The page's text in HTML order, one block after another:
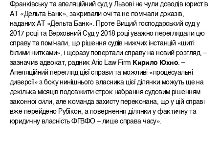
Франківську та апеляційний суд у Львові не чули доводів юристів
АТ «Дельта Банк», закривали очі та не помічали доказів,
наданих АТ «Дельта Банк». Проте Вищий господарський суд у
2017 році та Верховний Суд у 2018 році уважно переглядали цю
справу та помічали, що рішення судів нижчих інстанцій «шиті
білими нитками», і щоразу повертали справу на новий розгляд, –
зазначив адвокат, радник Ario Law Firm Кирило Юхно. –
Апеляційний перегляд цієї справи та можливі «процесуальні
диверсії» з боку нинішнього власника цієї ділянки можуть ще на
декілька місяців подовжити строк набрання судовим рішенням
законної сили, але команда захисту переконана, що у цій справі
вже перейдено Рубікон, а повернення ділянки у фактичну та
юридичну власність ФГВФО – лише справа часу».